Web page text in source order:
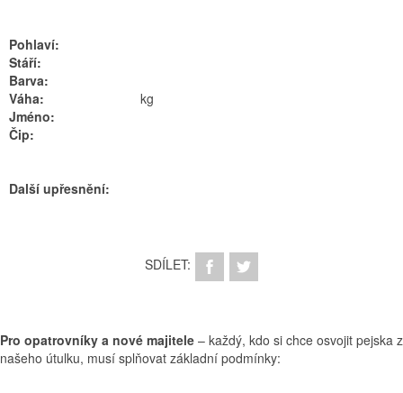
Pohlaví:
Stáří:
Barva:
Váha:
kg
Jméno:
Čip:
Další upřesnění:
SDÍLET:
Pro opatrovníky a nové majitele – každý, kdo si chce osvojit pejska z
našeho útulku, musí splňovat základní podmínky: